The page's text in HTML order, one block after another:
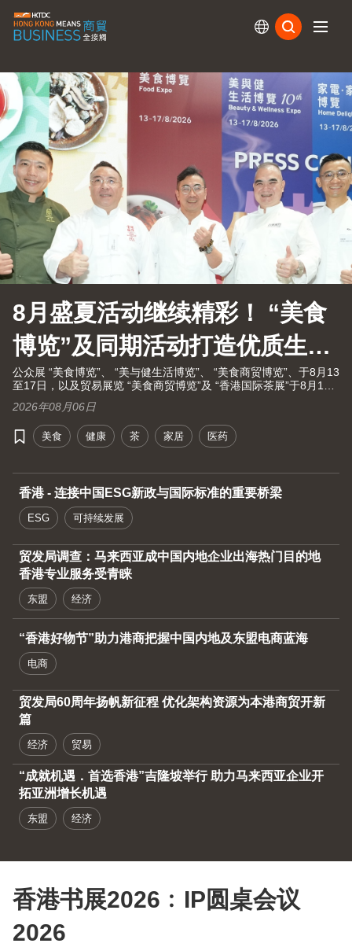
8月盛夏活动继续精彩！ “美食
博览”及同期活动打造优质生活
大健康之旅！
公众展 “美食博览”、 “美与健生活博览”、 “美食商贸博览”、于8月13
至17日，以及贸易展览 “美食商贸博览”及 “香港国际茶展”于8月13
人士及持票公众进场。由现代化中医药国际协会联同香港贸发局及
十大科研机构携手举办的国际现代化中医药及健康产品会议（中医
药会议）亦于8月13至15日举行。
2026年08月06日
美食 健康 茶 家居 医药
香港 - 连接中国ESG新政与国际标准的重要桥梁
ESG 可持续发展
贸发局调查：马来西亚成中国内地企业出海热门目的地
香港专业服务受青睐
东盟 经济
“香港好物节”助力港商把握中国内地及东盟电商蓝海
电商
贸发局60周年扬帆新征程 优化架构资源为本港商贸开新
篇
经济 贸易
“成就机遇．首选香港”吉隆坡举行 助力马来西亚企业开
拓亚洲增长机遇
东盟 经济
香港书展2026﹕IP圆桌会议
2026